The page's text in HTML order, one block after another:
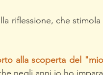
riflessione, che
alla scoperta del